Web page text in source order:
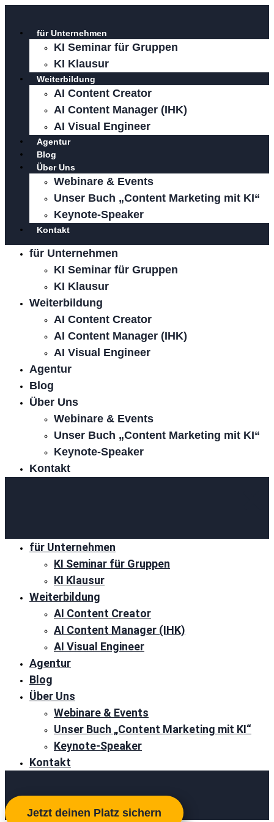
springen
für Unternehmen
KI Seminar für Gruppen
KI Klausur
Weiterbildung
AI Content Creator
AI Content Manager (IHK)
AI Visual Engineer
Agentur
Blog
Über Uns
Webinare & Events
Unser Buch „Content Marketing mit KI“
Keynote-Speaker
Kontakt
für Unternehmen
KI Seminar für Gruppen
KI Klausur
Weiterbildung
AI Content Creator
AI Content Manager (IHK)
AI Visual Engineer
Agentur
Blog
Über Uns
Webinare & Events
Unser Buch „Content Marketing mit KI“
Keynote-Speaker
Kontakt
für Unternehmen
KI Seminar für Gruppen
KI Klausur
Weiterbildung
AI Content Creator
AI Content Manager (IHK)
AI Visual Engineer
Agentur
Blog
Über Uns
Webinare & Events
Unser Buch „Content Marketing mit KI“
Keynote-Speaker
Kontakt
Jetzt deinen Platz sichern